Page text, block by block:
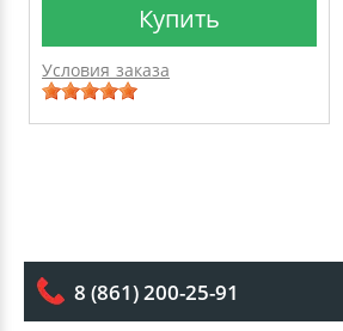
Купить
Условия заказа
8 (861) 200-25-91